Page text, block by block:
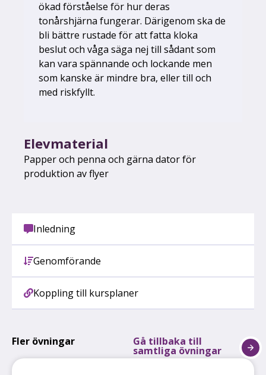
Inledning
Genomförande
Koppling till kursplaner
ökad förståelse för hur deras
tonårshjärna fungerar. Därigenom ska de
bli bättre rustade för att fatta kloka
beslut och våga säga nej till sådant som
kan vara spännande och lockande men
som kanske är mindre bra, eller till och
med riskfyllt.
Elevmaterial
Papper och penna och gärna dator för
produktion av flyer
Fler övningar Gå tillbaka till
samtliga övningar